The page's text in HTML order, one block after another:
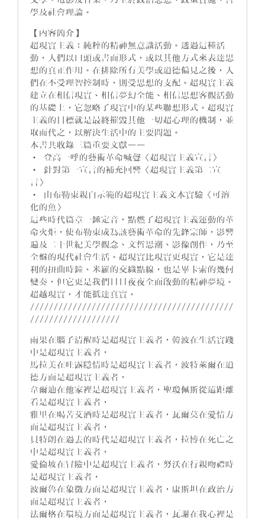
學及社會理論。
【內容簡介】
超現實主義：純粹的精神無意識活動。透過這種活
動，人們以口頭或書面形式，或以其他方式來表達思
想的真正作用。在排除所有美學或道德偏見之後，人
們在不受理智控制時，則受思想的支配。超現實主義
建立在相信現實、相信夢幻全能、相信思想客觀活動
的基礎上，它忽略了現實中的某些聯想形式。超現實
主義的目標就是最終摧毀其他一切超心理的機制，並
取而代之，以解決生活中的主要問題。
本書共收錄三篇重要文獻——
• 登高一呼的藝術革命喊聲〈超現實主義宣言〉
• 針對第一宣言的補充回響〈超現實主義第二宣
言〉
• 由布勒東親自示範的超現實主義文本實驗〈可溶
化的魚〉
這些時代篇章一錘定音，點燃了超現實主義運動的革
命火炬，使布勒東成為該藝術革命的先鋒宗師，影響
遍及二十世紀美學觀念、文哲思潮、影像創作，乃至
全盤的現代社會生活。超現實比現實更現實，它是達
利的扭曲時鐘、米羅的交織點線，也是畢卡索的幾何
變奏，但它更是我們日日夜夜全面啟動的精神夢境。
超越現實，才能抵達真實。
///////////////////////////////////////////
///////////////////
雨果在腦子清醒時是超現實主義者，韓波在生活實踐
中是超現實主義者，
馬拉美在吐露隱情時是超現實主義者，波特萊爾在道
德方面是超現實主義者，
韋爾迪在他家裡是超現實主義者，聖瓊佩斯從遠距離
看是超現實主義者，
雅里在喝苦艾酒時是超現實主義者，瓦爾莫在愛情方
面是超現實主義者，
貝特朗在過去的時代是超現實主義者，拉博在死亡之
中是超現實主義者，
愛倫坡在冒險中是超現實主義者，努沃在行親吻禮時
是超現實主義者，
波爾魯在象徵方面是超現實主義者，康斯坦在政治方
面是超現實主義者，
法爾格在環境方面是超現實主義者，瓦謝在我心裡是